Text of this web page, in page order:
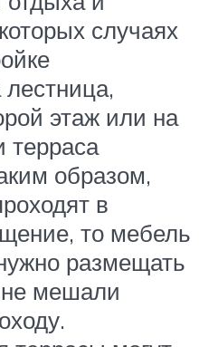
случаях
этаж или на
терраса
образом,
в
то мебель
размещать
мешали